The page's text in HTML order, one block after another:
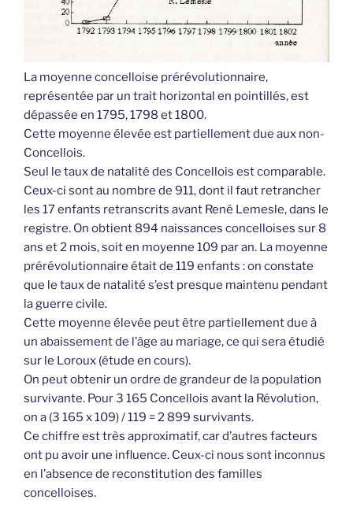
La moyenne concelloise prérévolutionnaire,
représentée par un trait horizontal en pointillés, est
dépassée en 1795, 1798 et 1800.
Cette moyenne élevée est partiellement due aux non-
Concellois.
Seul le taux de natalité des Concellois est comparable.
Ceux-ci sont au nombre de 911, dont il faut retrancher
les 17 enfants retranscrits avant René Lemesle, dans le
registre. On obtient 894 naissances concelloises sur 8
ans et 2 mois, soit en moyenne 109 par an. La moyenne
prérévolutionnaire était de 119 enfants : on constate
que le taux de natalité s’est presque maintenu pendant
la guerre civile.
Cette moyenne élevée peut être partiellement due à
un abaissement de l’âge au mariage, ce qui sera étudié
sur le Loroux (étude en cours).
On peut obtenir un ordre de grandeur de la population
survivante. Pour 3 165 Concellois avant la Révolution,
on a (3 165 x 109) / 119 = 2 899 survivants.
Ce chiffre est très approximatif, car d’autres facteurs
ont pu avoir une influence. Ceux-ci nous sont inconnus
en l’absence de reconstitution des familles
concelloises.